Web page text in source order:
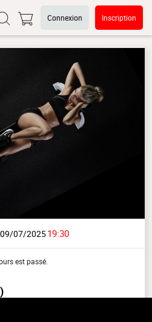
Connexion Inscription
09/07/202519:30
est passé.